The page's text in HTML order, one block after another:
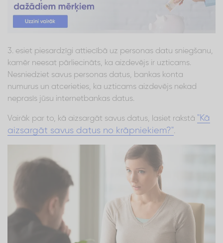
3. esiet piesardzīgi attiecībā uz personas datu sniegšanu,
kamēr neesat pārliecināts, ka aizdevējs ir uzticams.
Nesniedziet savus personas datus, bankas konta
numurus un atcerieties, ka uzticams aizdevējs nekad
neprasīs jūsu internetbankas datus.
Vairāk par to, kā aizsargāt savus datus, lasiet rakstā "Kā
aizsargāt savus datus no krāpniekiem?".